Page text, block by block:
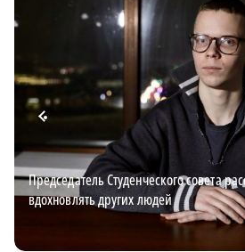
Председатель Студенческого совета
вдохновлять других людей